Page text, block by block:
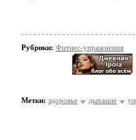
Рубрики: Фитнес-упражнения
Метки: здоровье дыхание